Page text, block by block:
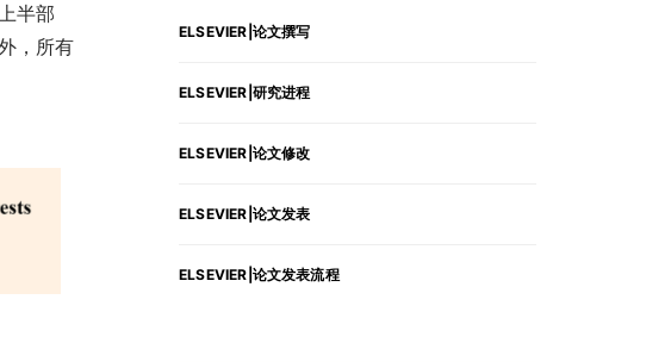
半部
，所有
ELSEVIER|论文撰写
ELSEVIER|研究进程
ELSEVIER|论文修改
ELSEVIER|论文发表
ELSEVIER|论文发表流程